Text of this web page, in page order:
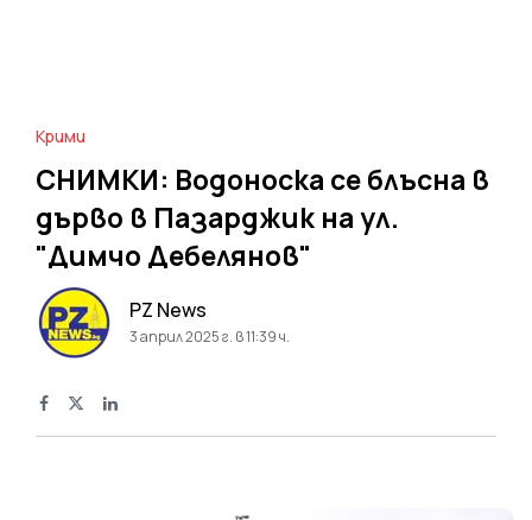
Крими
СНИМКИ: Водоноска се блъсна в
дърво в Пазарджик на ул.
"Димчо Дебелянов"
PZ News
3 април 2025 г. в 11:39 ч.